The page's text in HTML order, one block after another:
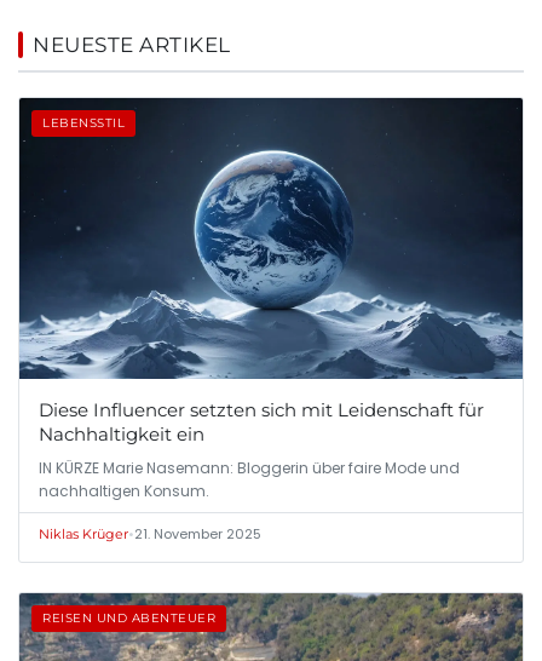
NEUESTE ARTIKEL
LEBENSSTIL
Diese Influencer setzten sich mit Leidenschaft für
Nachhaltigkeit ein
IN KÜRZE Marie Nasemann: Bloggerin über faire Mode und
nachhaltigen Konsum.
Niklas Krüger•21. November 2025
REISEN UND ABENTEUER